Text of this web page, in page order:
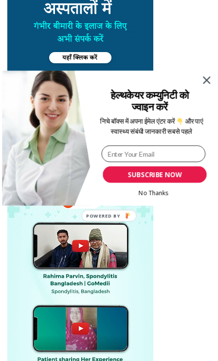
SUBSCRIBE NOW
हेल्थकेयर कम्युनिटी को
ज्वाइन करें
निचे बॉक्स में अपना ईमेल एंटर करें
और पाएं
स्वास्थ्य संबंधी जानकारी सबसे पहले
No Thanks
POWERED BY